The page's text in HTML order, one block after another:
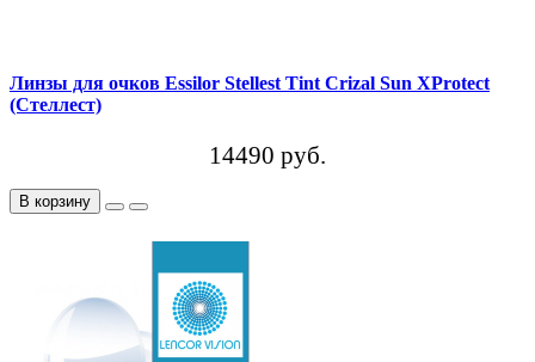
Линзы для очков Essilor Stellest Tint Crizal Sun XProtect
(Стеллест)
14490 руб.
В корзину